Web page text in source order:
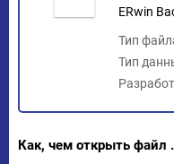
ERwin
Тип
Тип
Как, чем открыть файл